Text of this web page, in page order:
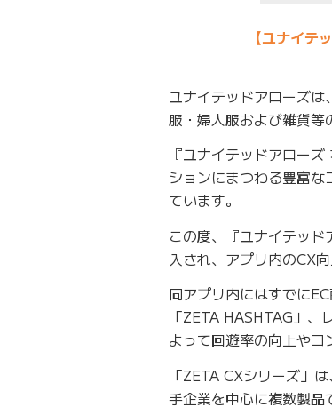
【ユナイテ
ユナイテッドアローズ
服・婦人服および雑貨等
『ユナイテッドアロー
ションにまつわる豊富
ています。
この度、『ユナイテッ
入され、アプリ内のCX
同アプリ内にはすでに
「ZETA HASHTAG」
よって回遊率の向上やコ
「ZETA CXシリーズ」
手企業を中心に複数製品